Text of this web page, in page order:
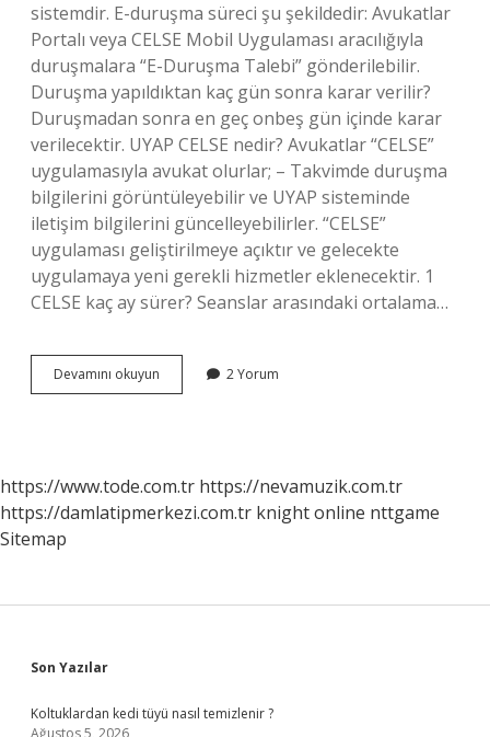
sistemdir. E-duruşma süreci şu şekildedir: Avukatlar
Portalı veya CELSE Mobil Uygulaması aracılığıyla
duruşmalara “E-Duruşma Talebi” gönderilebilir.
Duruşma yapıldıktan kaç gün sonra karar verilir?
Duruşmadan sonra en geç onbeş gün içinde karar
verilecektir. UYAP CELSE nedir? Avukatlar “CELSE”
uygulamasıyla avukat olurlar; – Takvimde duruşma
bilgilerini görüntüleyebilir ve UYAP sisteminde
iletişim bilgilerini güncelleyebilirler. “CELSE”
uygulaması geliştirilmeye açıktır ve gelecekte
uygulamaya yeni gerekli hizmetler eklenecektir. 1
CELSE kaç ay sürer? Seanslar arasındaki ortalama…
Devamını okuyun
Duruşma
2 Yorum
https://www.tode.com.tr https://nevamuzik.com.tr
https://damlatipmerkezi.com.tr knight online nttgame
Sitemap
Sidebar
Son Yazılar
Koltuklardan kedi tüyü nasıl temizlenir ?
Ağustos 5, 2026